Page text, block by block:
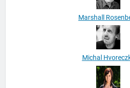
Marshall
Michal